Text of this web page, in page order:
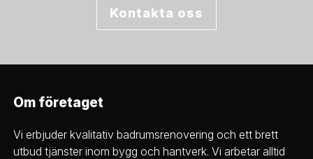
Kontakta oss
Om företaget
Vi erbjuder kvalitativ badrumsrenovering och ett brett
utbud tjänster inom bygg och hantverk. Vi arbetar alltid